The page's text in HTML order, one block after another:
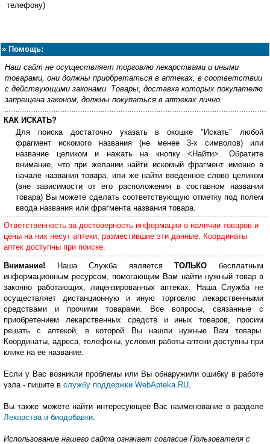
телефону)
» Помощь:
Наш сайт не осуществляет торговлю лекарствами и иными
товарами, они должны приобретаться в аптеках, в соответствии
с действующими законами. Товары, доставка которых покупателю
запрещена законом, должны покупаться в аптеках лично.
КАК ИСКАТЬ?
Для поиска достаточно указать в окошке "Искать" любой
фрагмент искомого названия (не менее 3-х символов) или
название целиком и нажать на кнопку <Найти>. Обратите
внимание, что при желании найти искомый фрагмент именно в
начале названия товара, или же найти введенное слово целиком
(вне зависимости от его расположения в составном названии
товара) Вы можете сделать соответствующую отметку под полем
ввода названия или фрагмента названия товара.
Ответственность за достоверность информации о наличии товаров и
цены на них несут аптеки, разместившие эти данные. Координаты
аптек доступны при поиске.
Внимание! Наша Служба являетсяТОЛЬКО бесплатным
информационным ресурсом, помогающим Вам найти нужный товар в
законно работающих, лицензированных аптеках. Наша Служба не
осуществляет дистанционную и иную торговлю лекарственными
средствами и прочими товарами. Все вопросы, связанные с
приобретением лекарственных средств и иных товаров, просим
решать с аптекой, в которой Вы нашли нужные Вам товары.
Координаты, адреса, телефоны, условия работы аптеки доступны при
клике на ее название.
Если у Вас возникли проблемы или Вы обнаружили ошибку в работе
узла - пишите в службу поддержки WebApteka.RU
Вы также можете найти интересующее Вас наименование в разделе
Лекарства и биодобавки
Использование нашего сайта означает согласие Пользователя с